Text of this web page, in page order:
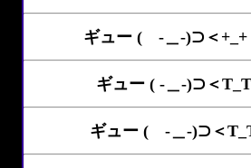
ギュー ( -＿-)⊃＜+_+
ギュー ( -＿-)⊃＜
ギュー ( -＿-)⊃＜